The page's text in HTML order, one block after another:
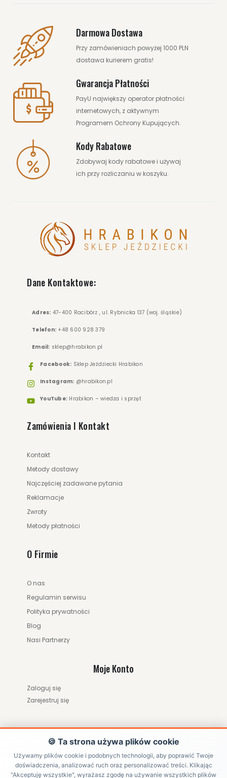
Darmowa Dostawa
Przy zamówieniach powyżej 1000 PLN
dostawa kurierem gratis!
Gwarancja Płatności
PayU największy operator płatności
internetowych, z aktywnym
Programem Ochrony Kupujących.
Kody Rabatowe
Zdobywaj kody rabatowe i używaj
ich przy rozliczaniu w koszyku.
Dane Kontaktowe:
Adres: 47-400 Racibórz , ul. Rybnicka 137 (woj. śląskie)
Telefon: +48 600 928 379
Email: sklep@hrabikon.pl
Facebook: Sklep Jeździecki Hrabikon
Instagram: @hrabikon.pl
YouTube: Hrabikon – wiedza i sprzęt
Zamówienia I Kontakt
Kontakt
Metody dostawy
Najczęściej zadawane pytania
Reklamacje
Zwroty
Metody płatności
O Firmie
O nas
Regulamin serwisu
Polityka prywatności
Blog
Nasi Partnerzy
Moje Konto
Zaloguj się
Zarejestruj się
🍪 Ta strona używa plików cookie
Używamy plików cookie i podobnych technologii, aby poprawić Twoje
doświadczenia, analizować ruch oraz personalizować treści. Klikając
"Akceptuję wszystkie", wyrażasz zgodę na używanie wszystkich plików